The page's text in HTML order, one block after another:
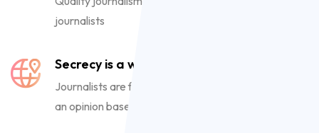
journalists
Secrecy is a weapon
Journalists are forced to rely on sources and form
an opinion based on conjectures